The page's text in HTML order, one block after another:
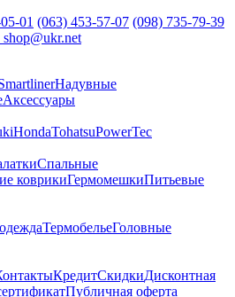
01 (063) 453-57-07 (098) 735-79-39
Надувные
Аксессуары
HondaTohatsuPowerTec
Спальные
коврикиГермомешкиПитьевые
ТермобельеГоловные
КредитСкидкиДисконтная
Публичная оферта